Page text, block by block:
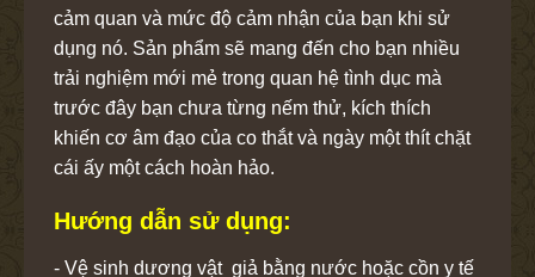
cảm quan và mức độ cảm nhận của bạn khi sử
dụng nó. Sản phẩm sẽ mang đến cho bạn nhiều
trải nghiệm mới mẻ trong quan hệ tình dục mà
trước đây bạn chưa từng nếm thử, kích thích
khiến cơ âm đạo của co thắt và ngày một thít chặt
cái ấy một cách hoàn hảo.
Hướng dẫn sử dụng:
- Vệ sinh dương vật giả bằng nước hoặc cồn y tế